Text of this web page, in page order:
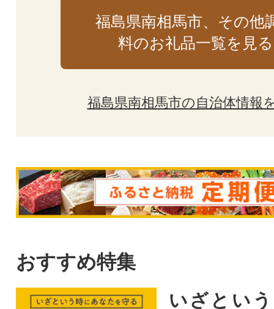
福島県南相馬市、その他
料のお礼品一覧を見る
福島県南相馬市の自治体情報
おすすめ特集
いざとい